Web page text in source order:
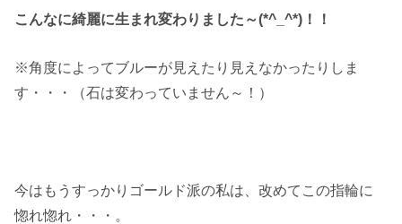
こんなに綺麗に生まれ変わりました～(*^_^*)！！
※角度によってブルーが見えたり見えなかったりしま
す・・・（石は変わっていません～！）
今はもうすっかりゴールド派の私は、改めてこの指輪に
惚れ惚れ・・・。